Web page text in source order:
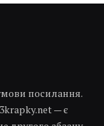
посилання.
— є